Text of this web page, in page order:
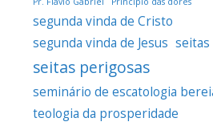
segunda vinda de Cristo
segunda vinda de Jesus seitas
seitas perigosas
seminário de escatologia
teologia da prosperidade